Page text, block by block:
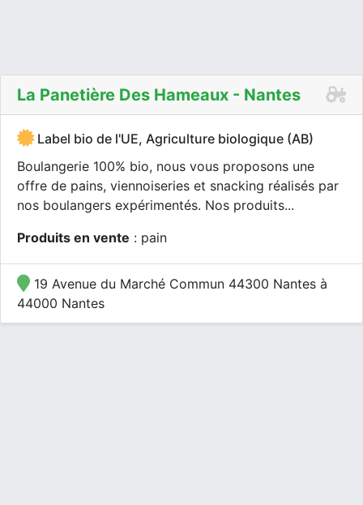
La Panetière Des Hameaux - Nantes
Label bio de l'UE, Agriculture biologique (AB)
Boulangerie 100% bio, nous vous proposons une
offre de pains, viennoiseries et snacking réalisés par
nos boulangers expérimentés. Nos produits...
Produits en vente : pain
19 Avenue du Marché Commun 44300 Nantes à
44000 Nantes